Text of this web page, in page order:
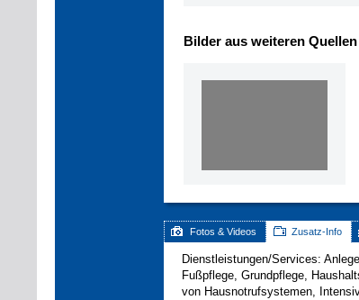
Bilder aus weiteren Quellen
Fotos & Videos Zusatz-Info
Dienstleistungen/Services:
Fußpflege, Grundpflege,
von Hausnotrufsystemen,